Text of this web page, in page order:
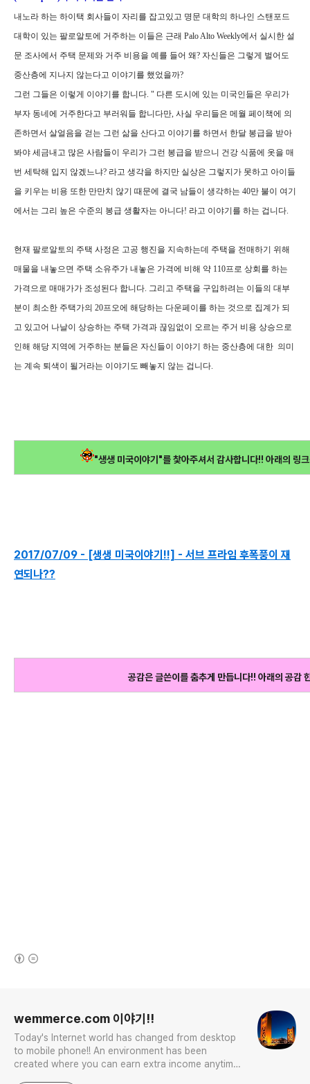
내노라 하는 하이택 회사들이 자리를 잡고있고 명문 대학의 하나인 스탠포드
대학이 있는 팔로알토에 거주하는 이들은 근래 Palo Alto Weekly에서 실시한 설
문 조사에서 주택 문제와 거주 비용을 예를 들어 왜? 자신들은 그렇게 벌어도
중산층에 지나지 않는다고 이야기를 했었을까?
그런 그들은 이렇게 이야기를 합니다. " 다른 도시에 있는 미국인들은 우리가
부자 동네에 거주한다고 부러워들 합니다만, 사실 우리들은 메월 페이책에 의
존하면서 살얼음을 걷는 그런 삶을 산다고 이야기를 하면서 한달 봉급을 받아
봐야 세금내고 많은 사람들이 우리가 그런 봉급을 받으니 건강 식품에 옷을 매
번 세탁해 입지 않겠느냐? 라고 생각을 하지만 실상은 그렇지가 못하고 아이들
을 키우는 비용 또한 만만치 않기 때문에 결국 남들이 생각하는 40만 불이 여기
에서는 그리 높은 수준의 봉급 생활자는 아니다! 라고 이야기를 하는 겁니다.
현재 팔로알토의 주택 사정은 고공 행진을 지속하는데 주택을 전매하기 위해
매물을 내놓으면 주택 소유주가 내놓은 가격에 비해 약 110프로 상회를 하는
가격으로 매매가가 조성된다 합니다. 그리고 주택을 구입하려는 이들의 대부
분이 최소한 주택가의 20프오에 해당하는 다운페이를 하는 것으로 집계가 되
고 있고어 나날이 상승하는 주택 가격과 끊임없이 오르는 주거 비용 상승으로
인해 해당 지역에 거주하는 분들은 자신들이 이야기 하는 중산층에 대한 의미
는 계속 퇴색이 될거라는 이야기도 빼놓지 않는 겁니다.
"생생 미국이야기"를 찿아주셔서 감사합니다!! 아래의 링
2017/07/09 - [생생 미국이야기!!] - 서브 프라임 후폭풍이 재
연되나??
공감은 글쓴이를 춤추게 만듭니다!! 아래의 공감
wemmerce.com 이야기!!
Today's Internet world has changed from desktop
to mobile phone!! An environment has been
created where you can earn extra income anytime,